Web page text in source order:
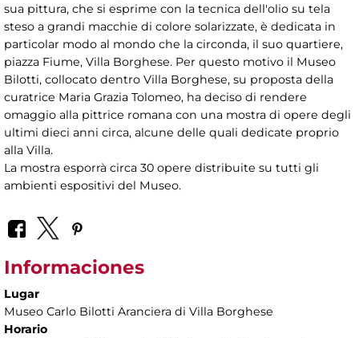
sua pittura, che si esprime con la tecnica dell'olio su tela
steso a grandi macchie di colore solarizzate, è dedicata in
particolar modo al mondo che la circonda, il suo quartiere,
piazza Fiume, Villa Borghese. Per questo motivo il Museo
Bilotti, collocato dentro Villa Borghese, su proposta della
curatrice Maria Grazia Tolomeo, ha deciso di rendere
omaggio alla pittrice romana con una mostra di opere degli
ultimi dieci anni circa, alcune delle quali dedicate proprio
alla Villa.
La mostra esporrà circa 30 opere distribuite su tutti gli
ambienti espositivi del Museo.
Informaciones
Lugar
Museo Carlo Bilotti Aranciera di Villa Borghese
Horario